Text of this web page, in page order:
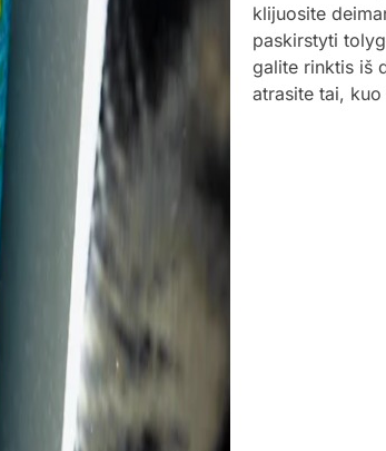
klijuosite
paskirstyti
galite rinktis iš
atrasite tai,